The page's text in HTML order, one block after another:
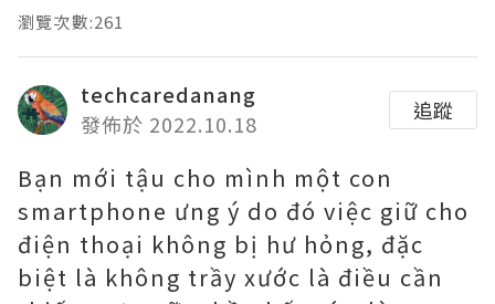
瀏覽次數:261
techcaredanang
發佈於 2022.10.18
追蹤
Bạn mới tậu cho mình một con
smartphone ưng ý do đó việc giữ cho
điện thoại không bị hư hỏng, đặc
biệt là không trầy xước là điều cần